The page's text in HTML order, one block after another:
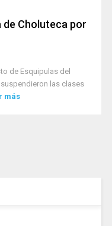
de Choluteca por
de Esquipulas del
las clases
más